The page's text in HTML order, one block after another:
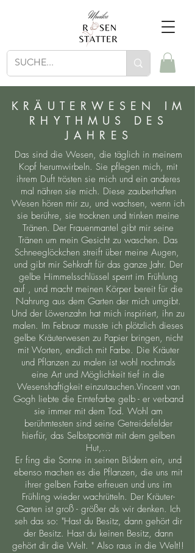
KRÄUTERWESEN IM
RHYTHMUS DES
JAHRES
Das sind die Wesen, die täglich in meinem
Kopf herumwirbeln. Sie pflegen mich, mit
ihrem Duft trösten sie mich und ein anderes
mal nähren sie mich. Diese zauberhaften
Wesen hören mir zu, und wachsen, wenn ich
sie berühre, sie trocknen und trinken meine
Tränen. Der Frauenmantel gibt mir seine
Tränen um mein Gesicht zu waschen. Das
Schneeglöckchen streift über meine Augen,
und gibt mir Sehkraft für das ganze Jahr. Der
gelbe Himmelsschlüssel sperrt im Frühlung
auf , und macht meinen Körper bereit für die
Nahrung aus dem Garten der mich umgibt.
Und der Löwenzahn hat mich inspiriert, ihn zu
malen. Im Februar musste ich plötzlich dieses
gelbe Kräuterwesen zu Papier bringen, nicht
mit Worten, endlich mit Farbe. Die Kräuter
und Pflanzen zu malen ist wohl nochmals
eine Art und Möglichkeit tief in die
Wesenshaftigkeit einzutauchen.Vincent van
Gogh liebte die Erntefarbe gelb - er verband
sie immer mit dem Tod. Wohl am
berühmtesten sind seine Getreidefelder
hierfür, das Selbstporträt mit dem gelben
Hut,...
Er fing die Sonne in seinen Bildern ein, und
ebenso machen es die Pflanzen, die uns mit
ihrer gelben Farbe erfreuen und uns im
Frühling wieder wachrütteln. Der Kräuter-
Garten ist groß - größer als wir denken. Ich
seh das so: "Hast du Besitz, dann gehört dir
der Besitz. Hast du keinen Besitz, dann
gehört dir die Welt. " Also raus in die Welt!!